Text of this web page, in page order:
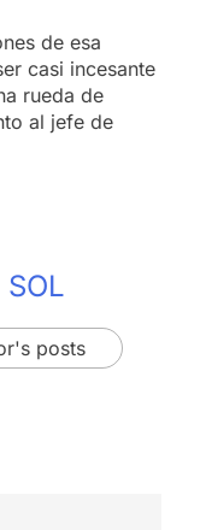
de esa
casi incesante
rueda de
al jefe de
posts